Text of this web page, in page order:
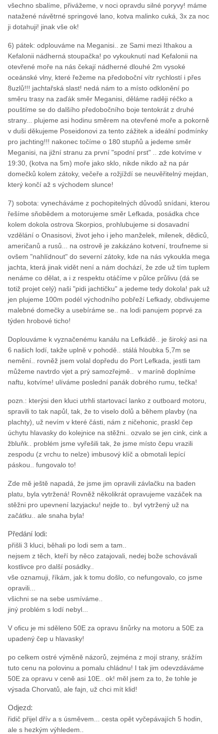
všechno sbalíme, přivážeme, v noci opravdu silné poryvy! máme
natažené návětrné springové lano, kotva malinko cuká, 3x za noc
ji dotahuji! jinak vše ok!
6) pátek: odplouváme na Meganisi.. ze Sami mezi Ithakou a
Kefalonii nádherná stoupačka! po vykouknutí nad Kefalonii na
otevřené moře na nás čekají nádherné dlouhé 2m vysoké
oceánské vlny, které řežeme na předoboční vítr rychlostí i přes
8uzlů!!! jachtařská slast! nedá nám to a místo odklonění po
směru trasy na zaďák směr Meganisi, děláme raději réčko a
pouštíme se do dalšího předobočního boje tentokrát z druhé
strany... plujeme asi hodinu směrem na otevřené moře a pokorně
v duši děkujeme Poseidonovi za tento zážitek a ideální podmínky
pro jachting!!! nakonec točíme o 180 stupňů a jedeme směr
Meganisi, na jižní stranu za první "spodní prst" .. zde kotvíme v
19:30, (kotva na 5m) moře jako sklo, nikde nikdo až na pár
domečků kolem zátoky, večeře a rožjíždí se neuvěřitelný mejdan,
který končí až s východem slunce!
7) sobota: vynecháváme z pochopitelných důvodů snídani, kterou
řešíme sňobědem a motorujeme směr Lefkada, posádka chce
kolem dokola ostrova Skorpios, prohlubujeme si dosavadní
vzdělání o Onasisovi, život jeho i jeho manželek, milenek, dědiců,
američanů a rusů... na ostrově je zakázáno kotvení, troufneme si
ovšem "nahlídnout" do severní zátoky, kde na nás vykoukla mega
jachta, která jinak vidět není a nám dochází, že zde už tím tuplem
nenáme co dělat, a i z respektu otáčíme v půlce průlivu (dá se
totiž projet celý) naši "pidi jachtičku" a jedeme tedy dokola! pak už
jen plujeme 100m podél východního pobřeží Lefkady, obdivujeme
malebné domečky a usebíráme se.. na lodi panujem poprvé za
týden hrobové ticho!
Doplouváme k vyznačenému kanálu na Lefkádě.. je široký asi na
6 našich lodí, takže uplně v pohodě.. stálá hloubka 5,7m se
nemění.. rovněž jsem volal dopředu do Port Lefkada, jestli tam
můžeme navtrdo vjet a prý samozřejmě.. v maríně doplníme
naftu, kotvíme! ulíváme poslední panák dobrého rumu, tečka!
pozn.: kterýsi den kluci utrhli startovací lanko z outboard motoru,
spravili to tak napůl, tak, že to viselo dolů a během plavby (na
plachty), už nevím v které části, nám z ničehonic, praskl čep
úchytu hlavasky do kolejnice na stěžni.. ozvalo se jen cink, cink a
žbluňk.. problém jsme vyřešili tak, že jsme místo čepu vrazili
zespodu (z vrchu to nelze) imbusový klíč a obmotali lepící
páskou.. fungovalo to!
Zde mě ještě napadá, že jsme jim opravili závlačku na baden
platu, byla vytržená! Rovněž několikrát opravujeme vazáček na
stěžni pro upevnení lazyjacku! nejde to.. byl vytržený už na
začátku.. ale snaha byla!
Předání lodi:
přišli 3 kluci, běhali po lodi sem a tam..
nejsem z těch, kteří by něco zatajovali, nedej bože schovávali
kostlivce pro další posádky..
vše oznamuji, říkám, jak k tomu došlo, co nefungovalo, co jsme
opravili...
všichni se na sebe usmíváme..
jiný problém s lodí nebyl...
V oficu je mi sděleno 50E za opravu šnůrky na motoru a 50E za
upadený čep u hlavasky!
po celkem ostré výměně názorů, zejména z mojí strany, srážím
tuto cenu na polovinu a pomalu chládnu! I tak jim odevzdáváme
50E za opravu v ceně asi 10E.. ok! měl jsem za to, že tohle je
výsada Chorvatů, ale fajn, už chci mít klid!
Odjezd:
řidič přijel dřív a s úsměvem... cesta opět vyčepávajích 5 hodin,
ale s hezkým výhledem..